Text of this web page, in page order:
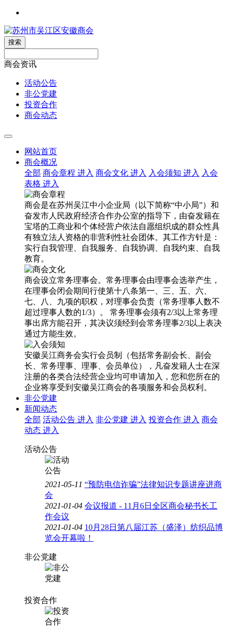
搜索
商会资讯
活动公告
非公党建
投资合作
商会动态
网站首页
商会概况
全部 商会章程 进入 商会文化 进入 入会须知 进入 入会
表格 进入
商会是在苏州吴江中小企业局（以下简称“中小局”）和
奋发市人民政府经济合作办公室的指导下，由奋发籍在
宝塔的工商业和个体经营户依法自愿组织成的群众性具
有独立法人资格的非营利性社会团体。其工作方针是：
实行自我管理、自我服务、自我协调、自我约束、自我
教育。
商会设立常务理事会。常务理事会由理事会选举产生，
在理事会闭会期间行使第十八条第一、三、五、六、
七、八、九项的职权，对理事会负责（常务理事人数不
超过理事人数的1/3）。 常务理事会须有2/3以上常务理
事出席方能召开，其决议须经到会常务理事2/3以上表决
通过方能生效。
安徽吴江商务会实行会员制（包括常务副会长、副会
长、常务理事、理事、会员单位），凡奋发籍人士在深
注册的各类合法经营企业均可申请加入，您和您所在的
企业将享受到安徽吴江商会的各项服务和会员权利。
非公党建
新闻动态
全部 活动公告 进入 非公党建 进入 投资合作 进入 商会
动态 进入
活动公告
2021-05-11 “预防电信诈骗”法律知识专题讲座进商
会
2021-01-04 会议报道 - 11月6日全区商会秘书长工
作会议
2021-01-04 10月28日第八届江苏（盛泽）纺织品博
览会开幕啦！
非公党建
投资合作